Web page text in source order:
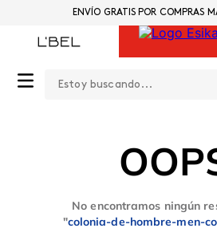
ENVÍO GRATIS POR COMPRAS
No encontramos ningún
"colonia-de-hombre-men-